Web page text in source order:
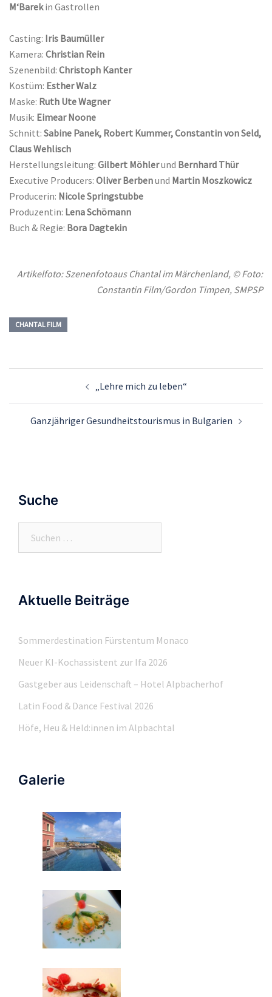
M‘Barekin Gastrollen
Casting: Iris Baumüller
Kamera: Christian Rein
Szenenbild: Christoph Kanter
Kostüm: Esther Walz
Maske: Ruth Ute Wagner
Musik: Eimear Noone
Schnitt: Sabine Panek, Robert Kummer, Constantin von Seld,
Claus Wehlisch
Herstellungsleitung: Gilbert Möhlerund Bernhard Thür
Executive Producers: Oliver Berbenund Martin Moszkowicz
Producerin: Nicole Springstubbe
Produzentin: Lena Schömann
Buch & Regie: Bora Dagtekin
Artikelfoto: Szenenfotoaus Chantal im Märchenland, © Foto:
Constantin Film/Gordon Timpen, SMPSP
CHANTAL FILM
„Lehre mich zu leben“
Ganzjähriger Gesundheitstourismus in Bulgarien
Suche
Aktuelle Beiträge
Sommerdestination Fürstentum Monaco
Neuer KI-Kochassistent zur Ifa 2026
Gastgeber aus Leidenschaft – Hotel Alpbacherhof
Latin Food & Dance Festival 2026
Höfe, Heu & Held:innen im Alpbachtal
Galerie